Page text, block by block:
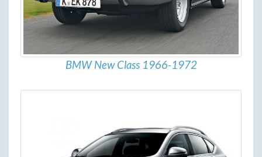
BMW New Class 1966-1972